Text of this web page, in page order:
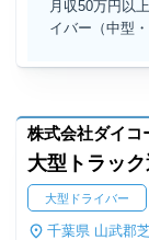
月収50万円以
イバー（中型・
株式会社ダイコ
大型トラッ
大型ドライバー
千葉県 山武郡